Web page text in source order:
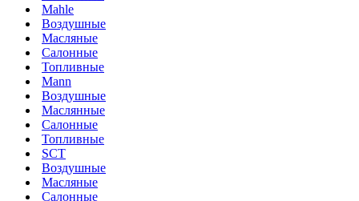
Mahle
Воздушные
Масляные
Салонные
Топливные
Mann
Воздушные
Маслянные
Салонные
Топливные
SCT
Воздушные
Масляные
Салонные